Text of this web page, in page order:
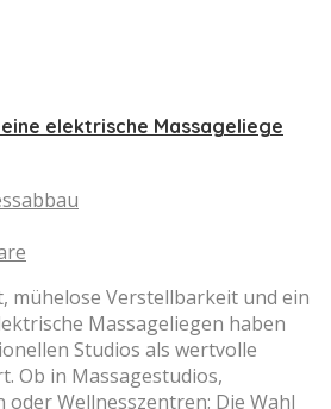
elektrische Massageliege
mühelose Verstellbarkeit und ein
Massageliegen haben
Studios als wertvolle
Ob in Massagestudios,
Wellnesszentren: Die Wahl